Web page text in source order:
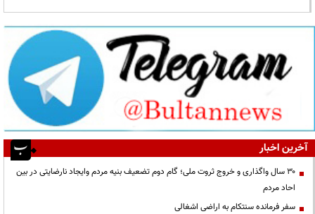
آخرین اخبار
۳۰ سال واگذاری و خروج ثروت ملی؛ گام دوم تضعیف بنیه مردم وایجاد نارضایتی در بین
احاد مردم
سفر فرمانده سنتکام به اراضی اشغالی